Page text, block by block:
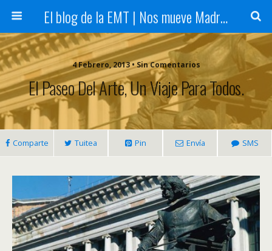
El blog de la EMT | Nos mueve Madrid
4 Febrero, 2013 • Sin Comentarios
El Paseo Del Arte, Un Viaje Para Todos.
Comparte Tuitea Pin Envía SMS